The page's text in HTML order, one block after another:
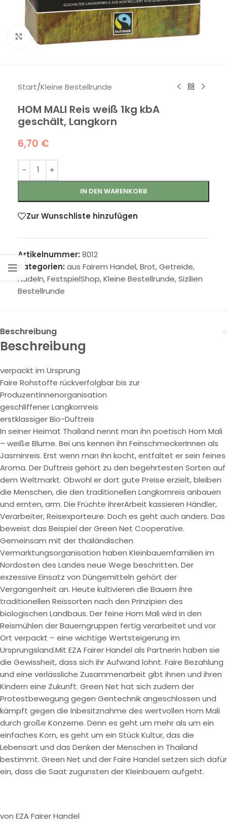
Klick zum Vergrößern
Start/Kleine Bestellrunde
HOM MALI Reis weiß 1kg kbA
geschält, Langkorn
6,70 €
IN DEN WARENKORB
Zur Wunschliste hinzufügen
Artikelnummer: 8012
Kategorien: aus Fairem Handel,Brot, Getreide,
Nudeln,FestspielShop,Kleine Bestellrunde,Sizilien
Bestellrunde
Beschreibung
Beschreibung
verpackt im Ursprung
Faire Rohstoffe rückverfolgbar bis zur
ProduzentInnenorganisation
geschliffener Langkornreis
erstklassiger Bio-Duftreis
In seiner Heimat Thailand nennt man ihn poetisch Hom Mali
– weiße Blume. Bei uns kennen ihn FeinschmeckerInnen als
Jasminreis. Erst wenn man ihn kocht, entfaltet er sein feines
Aroma. Der Duftreis gehört zu den begehrtesten Sorten auf
dem Weltmarkt. Obwohl er dort gute Preise erzielt, bleiben
die Menschen, die den traditionellen Langkornreis anbauen
und ernten, arm. Die Früchte ihrerArbeit kassieren Händler,
Verarbeiter, Reisexporteure. Doch es geht auch anders. Das
beweist das Beispiel der Green Net Cooperative.
Gemeinsam mit der thailändischen
Vermarktungsorganisation haben Kleinbauernfamilien im
Nordosten des Landes neue Wege beschritten. Der
exzessive Einsatz von Düngemitteln gehört der
Vergangenheit an. Heute kultivieren die Bauern ihre
traditionellen Reissorten nach den Prinzipien des
biologischen Landbaus. Der feine Hom Mali wird in den
Reismühlen der Bauerngruppen fertig verarbeitet und vor
Ort verpackt – eine wichtige Wertsteigerung im
Ursprungsland.Mit EZA Fairer Handel als Partnerin haben sie
die Gewissheit, dass sich ihr Aufwand lohnt. Faire Bezahlung
und eine verlässliche Zusammenarbeit gibt ihnen und ihren
Kindern eine Zukunft. Green Net hat sich zudem der
Protestbewegung gegen Gentechnik angeschlossen und
kämpft gegen die Inbesitznahme des wertvollen Hom Mali
durch große Konzerne. Denn es geht um mehr als um ein
einfaches Korn, es geht um ein Stück Kultur, das die
Lebensart und das Denken der Menschen in Thailand
bestimmt. Green Net und der Faire Handel setzen sich dafür
ein, dass die Saat zugunsten der Kleinbauern aufgeht.
von EZA Fairer Handel